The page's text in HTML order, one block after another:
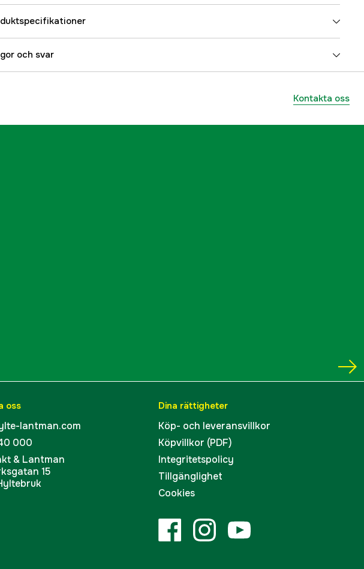
Effekt (P), kont.
Motoreffekt 11.7 hk
Tankvolym
Bränsleförbrukning
och svar
Kontakta oss
oss
lantman.com
000
& Lantman
15
Dina rättigheter
Köp- och leveransvillkor
Köpvillkor (PDF)
Integritetspolicy
Tillgänglighet
Cookies